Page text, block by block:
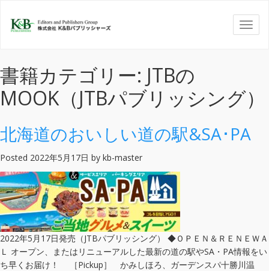
書籍カテゴリー: JTBの
MOOK（JTBパブリッシング）
北海道のおいしい道の駅&SA･PA
Posted 2022年5月17日 by kb-master
2022年5月17日発売（JTBパブリッシング） ◆ＯＰＥＮ＆ＲＥＮＥＷＡ
Ｌ オープン、またはリニューアルした最新の道の駅やSA・PA情報をい
ち早くお届け！ ［Pickup］ かみしほろ、ガーデンスパ十勝川温